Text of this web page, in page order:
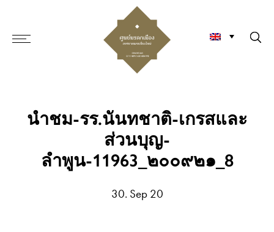
นำชม-รร.นันทชาติ-เกรสและ
ส่วนบุญ-
ลำพูน-11963_๒๐๐๙๒๑_8
30. Sep 20